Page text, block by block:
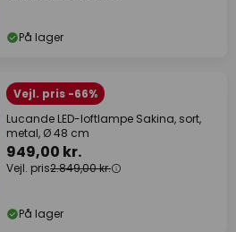
På lager
Vejl. pris -66%
Lucande LED-loftlampe Sakina, sort,
metal, Ø 48 cm
949,00 kr.
Vejl. pris2.849,00 kr.
På lager